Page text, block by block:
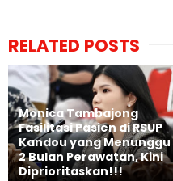
RELATED POSTS
Monica Tambajong
Fasilitasi Pasien di RSUP
Kandou yang Menunggu
2 Bulan Perawatan, Kini
Diprioritaskan!!!